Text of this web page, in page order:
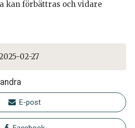
kan förbättras och vidare
02-27
E-post